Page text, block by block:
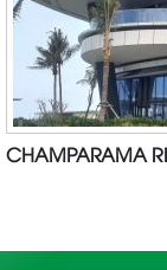
CHAMPARAMA